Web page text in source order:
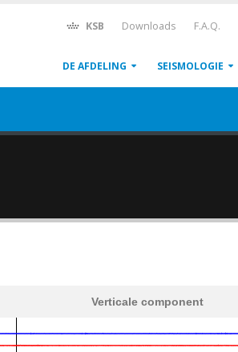
KSB Downloads F.A.Q.
DE AFDELING SEISMOLOGIE
Verticale component